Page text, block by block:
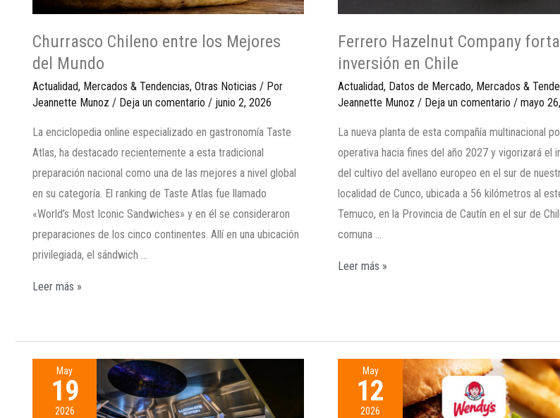
Churrasco Chileno entre los Mejores
del Mundo
Actualidad, Mercados & Tendencias, Otras Noticias / Por
Jeannette Munoz / Deja un comentario / junio 2, 2026
La enciclopedia online especializado en gastronomía Taste
Atlas, ha destacado recientemente a esta tradicional
preparación nacional como una de las mejores a nivel global
en su categoría. El ranking de Taste Atlas fue llamado
«World’s Most Iconic Sandwiches» y en él se consideraron
preparaciones de los cinco continentes. Allí en una ubicación
privilegiada, el sándwich …
Leer más »
Ferrero Hazelnut Company
inversión en Chile
Actualidad, Datos de Mercado, Mercados &
Jeannette Munoz / Deja un comentario /mayo
La nueva planta de esta compañía multinacional
operativa hacia fines del año 2027 y vigorizará el
del cultivo del avellano europeo en el sur de
localidad de Cunco, ubicada a 56 kilómetros al
Temuco, en la Provincia de Cautín en el sur de
comuna …
Leer más »
May
19
2026
May
12
2026